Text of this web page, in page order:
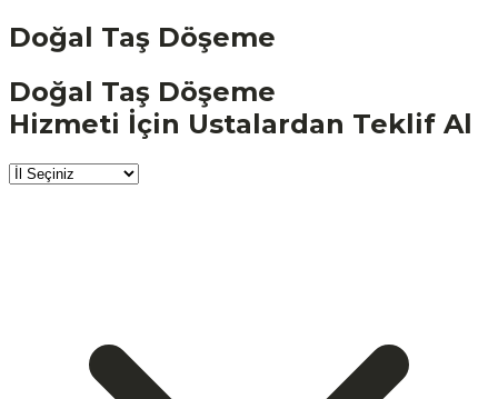
Doğal Taş Döşeme
Doğal Taş Döşeme
Hizmeti İçin Ustalardan Teklif Al